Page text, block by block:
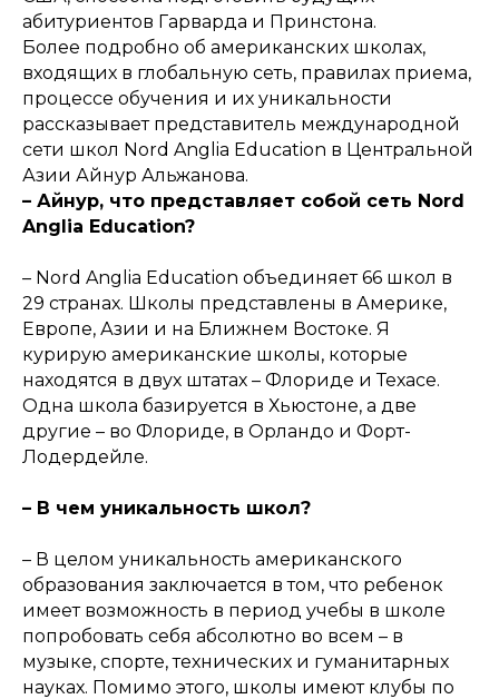
абитуриентов Гарварда и Принстона.
Более подробно об американских школах,
входящих в глобальную сеть, правилах приема,
процессе обучения и их уникальности
рассказывает представитель международной
сети школ Nord Anglia Education в Центральной
Азии Айнур Альжанова.
– Айнур, что представляет собой сеть Nord
Anglia Education?
– Nord Anglia Education объединяет 66 школ в
29 странах. Школы представлены в Америке,
Европе, Азии и на Ближнем Востоке. Я
курирую американские школы, которые
находятся в двух штатах – Флориде и Техасе.
Одна школа базируется в Хьюстоне, а две
другие – во Флориде, в Орландо и Форт-
Лодердейле.
– В чем уникальность школ?
– В целом уникальность американского
образования заключается в том, что ребенок
имеет возможность в период учебы в школе
попробовать себя абсолютно во всем – в
музыке, спорте, технических и гуманитарных
науках. Помимо этого, школы имеют клубы по